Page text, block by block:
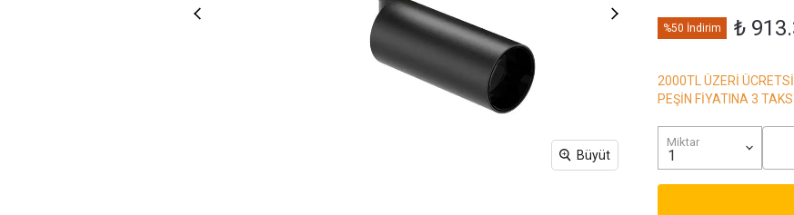
Işıkları
Büyüt
%50 İndirim ₺
2000TL ÜZERİ
PEŞİN FİYATINA 3
Miktar